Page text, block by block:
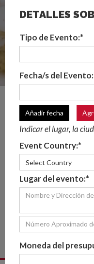
FERIAS Y
¡Causa impacto
exposición!
Expertos líderes en
corporativos, en
animación atractivas
exposiciones .
Leer
INICIAR
DETALLES
Tipo de Evento:*
Fecha/s del
Añadir fecha
Indicar el lugar, la
Event Country:*
Select Country
Lugar del evento:*
Moneda del